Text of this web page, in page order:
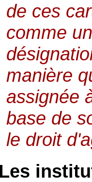
de ces
comme
manière
assignée
base de
le droit